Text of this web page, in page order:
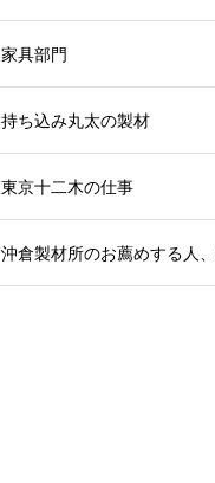
家具部門
持ち込み丸太の製材
東京十二木の仕事
沖倉製材所のお薦めする人